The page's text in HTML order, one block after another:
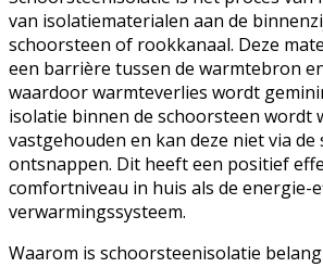
van isolatiematerialen aan de
schoorsteen of rookkanaal. Deze
een barrière tussen de warmtebron
waardoor warmteverlies wordt
isolatie binnen de schoorsteen wordt
vastgehouden en kan deze niet via de
ontsnappen. Dit heeft een positief
comfortniveau in huis als de energie-
verwarmingssysteem.
Waarom is schoorsteenisolatie